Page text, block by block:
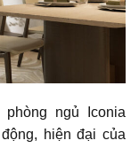
ngủ Iconia
hiện đại của